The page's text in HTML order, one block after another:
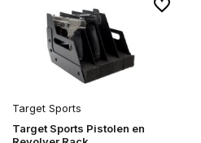
Target Sports
Target Sports Pistolen en